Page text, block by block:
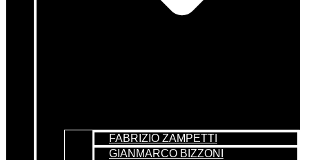
FABRIZIO ZAMPETTI
GIANMARCO BIZZONI